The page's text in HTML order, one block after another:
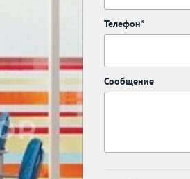
Телефон*
Сообщение